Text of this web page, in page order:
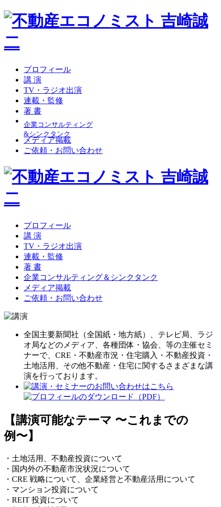
プロフィール
講 演
TV・ラジオ出演
連載・監修
著 書
企業コンサルティング
&シンクタンク
メディア掲載
ご依頼・お問い合わせ
プロフィール
講 演
TV・ラジオ出演
連載・監修
著 書
企業コンサルティング＆シンクタンク
メディア掲載
ご依頼・お問い合わせ
全国主要新聞社（全国紙・地方紙）、テレビ局、ラジ
オ局などのメディア、各種団体・協会、等の主催セミ
ナーで、CRE・不動産市況・住宅購入・不動産投資・
土地活用、その他不動産・住宅に関するさまざまな講
演を行っております。
【講演可能なテーマ 〜これまでの
例〜】
・土地活用、不動産投資について
・国内外の不動産市況状況について
・CRE 戦略について、企業経営と不動産活用について
・マンション投資について
・REIT 投資について